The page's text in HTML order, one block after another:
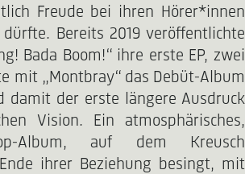
Freude bei ihren Hörer*innen
Bereits 2019 veröffentlichte
Bada Boom!“ ihre erste EP, zwei
mit „Montbray“ das Debüt-Album
damit der erste längere Ausdruck
Vision. Ein atmosphärisches,
Album, auf dem Kreusch
ihrer Beziehung besingt, mit